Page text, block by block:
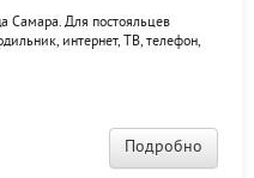
Самара. Для постояльцев
интернет, ТВ, телефон,
банкетными
Подробно